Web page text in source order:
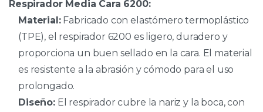
Respirador Media Cara 6200:
Material:Fabricado con elastómero termoplástico
(TPE), el respirador 6200 es ligero, duradero y
proporciona un buen sellado en la cara. El material
es resistente a la abrasión y cómodo para el uso
prolongado.
Diseño:El respirador cubre la nariz y la boca, con